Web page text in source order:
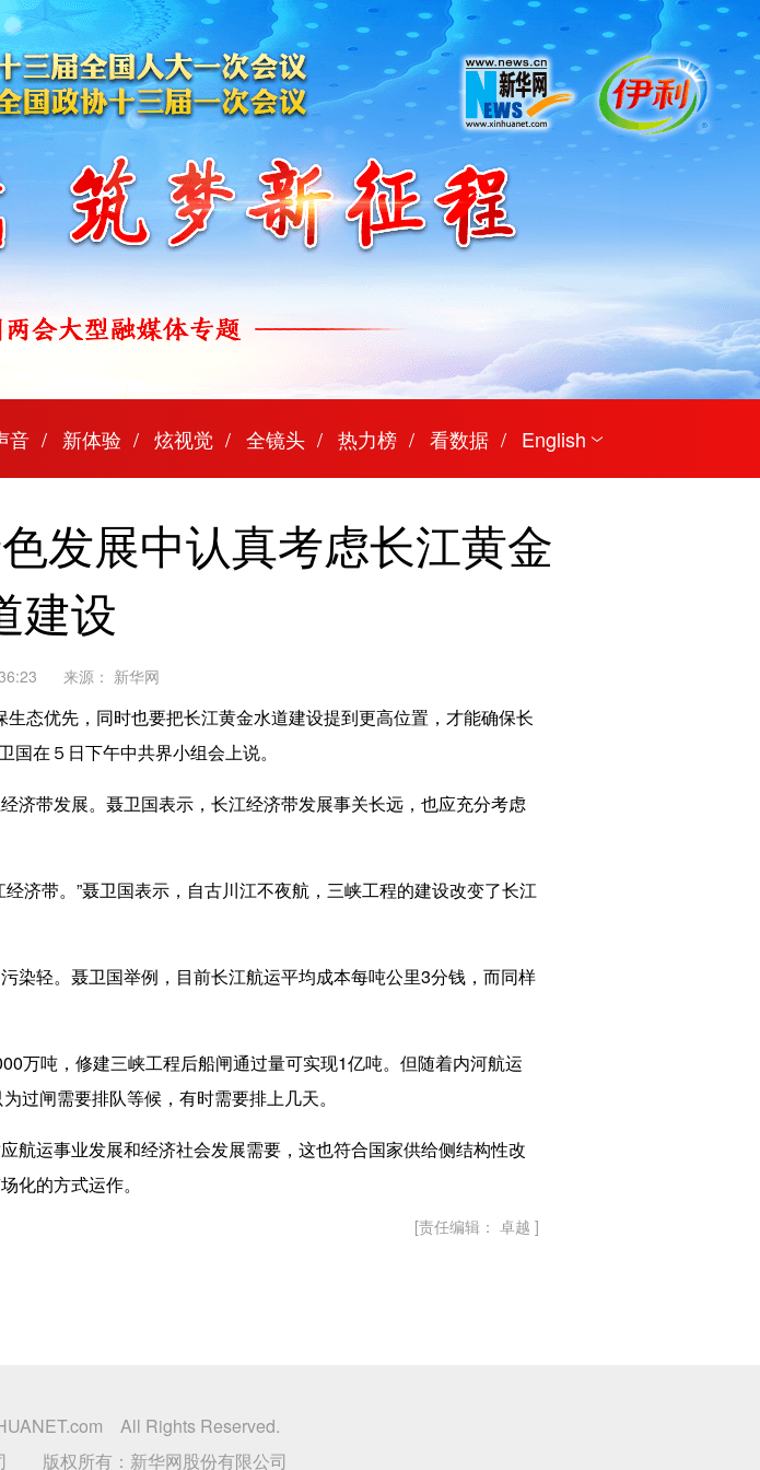
音 新体验 炫视觉 全镜头 热力榜 看数据 English
Español
Français
Deutsch
发展中认真考虑长江黄金
建设
来源： 新华网
态优先，同时也要把长江黄金水道建设提到更高位置，才能确保长
国在５日下午中共界小组会上说。
带发展。聂卫国表示，长江经济带发展事关长远，也应充分考虑
带。”聂卫国表示，自古川江不夜航，三峡工程的建设改变了长江
轻。聂卫国举例，目前长江航运平均成本每吨公里3分钱，而同样
吨，修建三峡工程后船闸通过量可实现1亿吨。但随着内河航运
过闸需要排队等候，有时需要排上几天。
运事业发展和经济社会发展需要，这也符合国家供给侧结构性改
化的方式运作。
[责任编辑： 卓越 ]
All Rights Reserved.
版权所有：新华网股份有限公司